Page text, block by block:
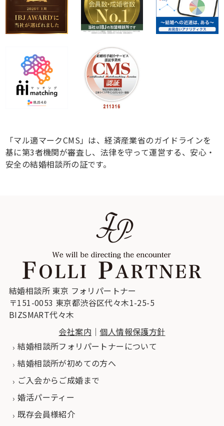
「マル適マークCMS」は、経済産業省のガイドラインを
基に第3者機関が審査し、法律を守って運営する、安心・
安全の結婚相談所の証です。
結婚相談所 東京 フォリパートナー
〒151-0053 東京都渋谷区代々木1-25-5
BIZSMART代々木
会社案内 ｜ 個人情報保護方針
結婚相談所フォリパートナーについて
結婚相談所が初めての方へ
ご入会からご成婚まで
婚活パーティー
既存会員様紹介